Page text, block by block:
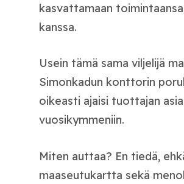
kasvattamaan
kanssa.
Usein tämä sama viljelijä
Simonkadun konttorin
oikeasti ajaisi tuottajan
vuosikymmeniin.
Miten auttaa? En tiedä,
maaseutukartta sekä